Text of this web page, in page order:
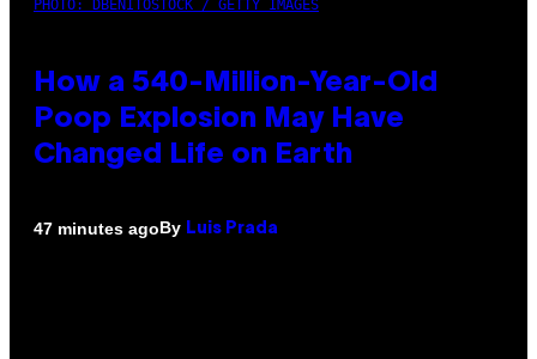
PHOTO: DBENITOSTOCK / GETTY IMAGES
How a 540-Million-Year-Old
Poop Explosion May Have
Changed Life on Earth
47 minutes agoBy Luis Prada